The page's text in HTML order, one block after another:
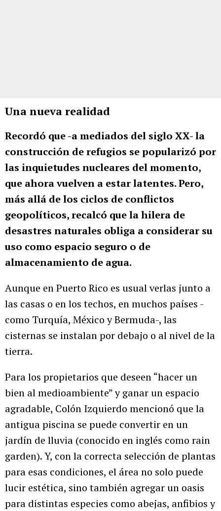
Una nueva realidad
Recordó que -a mediados del siglo XX- la
construcción de refugios se popularizó por
las inquietudes nucleares del momento,
que ahora vuelven a estar latentes. Pero,
más allá de los ciclos de conflictos
geopolíticos, recalcó que la hilera de
desastres naturales obliga a considerar su
uso como espacio seguro o de
almacenamiento de agua.
Aunque en Puerto Rico es usual verlas junto a
las casas o en los techos, en muchos países -
como Turquía, México y Bermuda-, las
cisternas se instalan por debajo o al nivel de la
tierra.
Para los propietarios que deseen “hacer un
bien al medioambiente” y ganar un espacio
agradable, Colón Izquierdo mencionó que la
antigua piscina se puede convertir en un
jardín de lluvia (conocido en inglés como rain
garden). Y, con la correcta selección de plantas
para esas condiciones, el área no solo puede
lucir estética, sino también agregar un oasis
para distintas especies como abejas, anfibios y